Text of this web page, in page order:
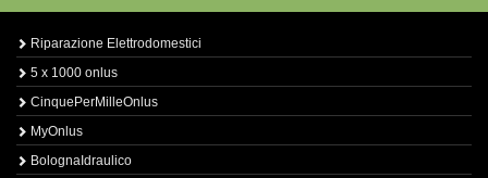
Riparazione Elettrodomestici
5 x 1000 onlus
CinquePerMilleOnlus
MyOnlus
BolognaIdraulico